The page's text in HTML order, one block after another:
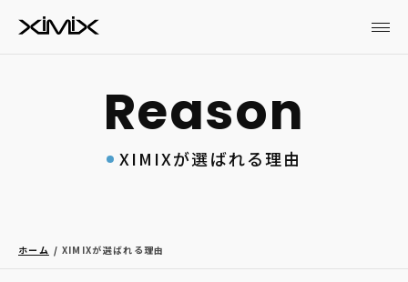
XIMIXが選ばれる理由
ホーム XIMIXが選ばれる理由